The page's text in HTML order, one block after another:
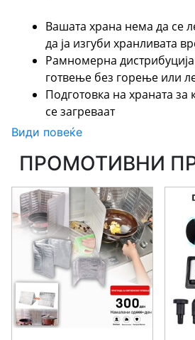
Вашата храна нема да се
да ја изгуби хранливата
Рамномерна
готвење без горење или
Подготовка на храната за
се загреваат
Материјал: нерѓосувачки
со нелеплива облога од
Ергономски рачки за
За подготовка на здрави
задоволство во готвењето
Види повеќе
ПРОМОТИВНИ